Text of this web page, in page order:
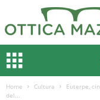
Home Cultura
Euterpe,
del...